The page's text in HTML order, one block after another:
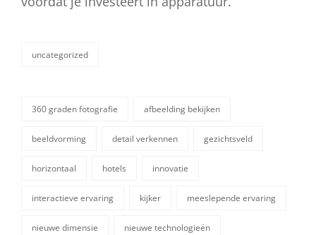
categorieën
uncategorized
360 graden fotografie afbeelding bekijken
beeldvorming detail verkennen gezichtsveld
horizontaal hotels innovatie
interactieve ervaring kijker meeslepende ervaring
nieuwe dimensie nieuwe technologieën